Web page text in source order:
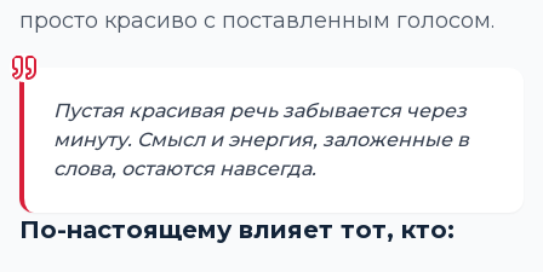
просто красиво с поставленным голосом.
Пустая красивая речь забывается через
минуту. Смысл и энергия, заложенные в
слова, остаются навсегда.
По-настоящему влияет тот, кто: